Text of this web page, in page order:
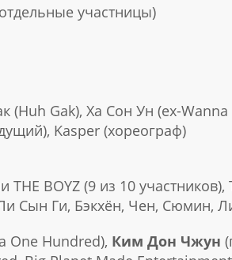
участницы)
Gak), Ха Сон Ун (ex-Wanna
Kasper (хореограф)
THE BOYZ (9 из 10 участников),
Сын Ги, Бэкхён, Чен, Сюмин,
One Hundred), Ким Дон Чжун